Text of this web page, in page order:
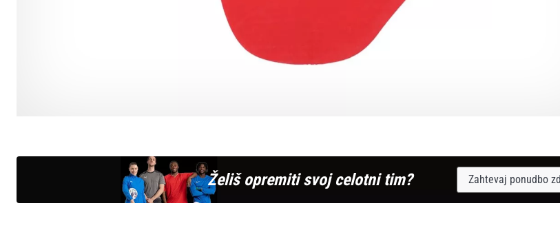
Želiš opremiti svoj celotni tim? Zahtevaj ponudbo